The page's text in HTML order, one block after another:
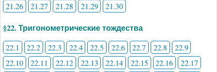
21.26
21.27 21.28 21.29 21.30
§22. Тригонометрические тождества
22.1 22.2 22.3 22.4 22.5 22.6 22.7 22.8
22.9
22.10
22.11 22.12 22.13 22.14 22.15 22.16
22.17